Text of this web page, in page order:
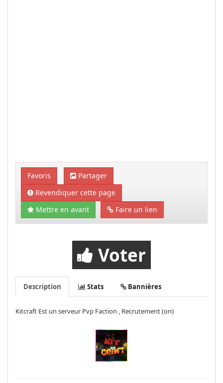
Favoris
Partager
Revendiquer cette page
Mettre en avant
Faire un lien
Voter
Description Stats Bannières
Kitcraft Est un serveur Pvp Faction , Recrutement (on)